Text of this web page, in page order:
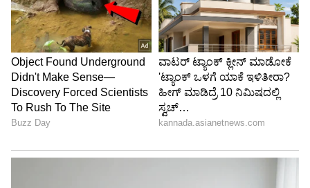
ಅಭಿಷೇಕ್ ಅಂಬರೀಶ್ ಮತ್ತು ಅವಿವಾ ಬಿದ್ದಪ್ಪ ಹಲವು
ವರ್ಷಗಳಿಂದ ಪ್ರೀತಿಸುತ್ತಿದ್ದರು ಮನೆಯಲ್ಲಿ ಗ್ರೀನ್ ಸಿಗ್ನಲ್